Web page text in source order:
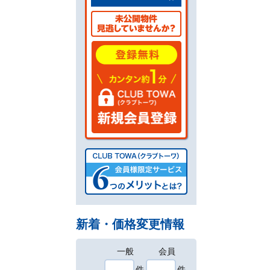
新着・価格変更情報
一般 会員